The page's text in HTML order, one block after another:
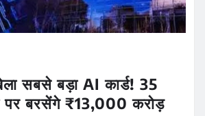
सबसे बड़ा AI कार्ड! 35
पर बरसेंगे ₹13,000 करोड़